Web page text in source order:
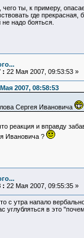
чего ты, к примеру,
где
не надо бояться.
: 22 Мая 2007, 09:53:53 »
2007, 08:58:53
Сергея Ивановича
реакция и вправду
Ивановича ?
: 22 Мая 2007, 09:55:35 »
с утра напало
углубляться в это